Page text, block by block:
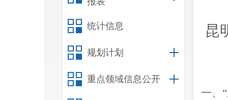
统计信息
规划计划
重点领域信息公开
昆
一、